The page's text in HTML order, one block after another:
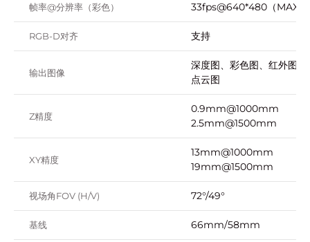
帧率@分辨率（彩色） 33fps@640*480（MAX）
RGB-D对齐 支持
输出图像
深度图、彩色图、红外图、
点云图
Z精度
0.9mm@1000mm
2.5mm@1500mm
XY精度
13mm@1000mm
19mm@1500mm
视场角FOV (H/V) 72°/49°
基线 66mm/58mm